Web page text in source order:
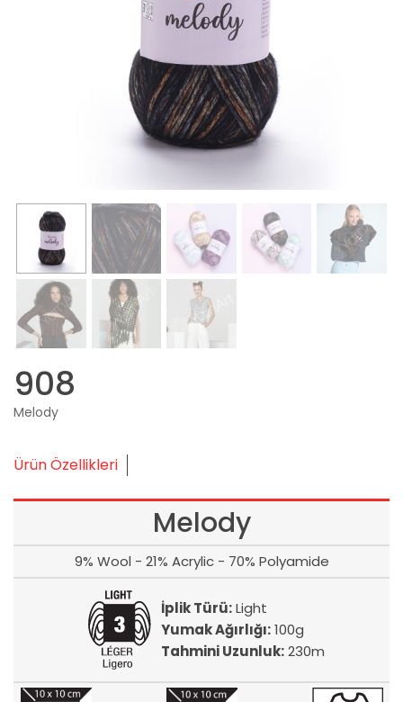
908
Melody
Ürün Özellikleri
Melody
9% Wool - 21% Acrylic - 70% Polyamide
İplik Türü:Light
Yumak Ağırlığı:100g
Tahmini Uzunluk:230m